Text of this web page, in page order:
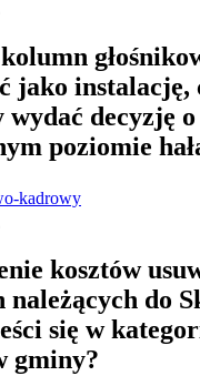
jako instalację,
wydać decyzję o
poziomie
kadrowy
kosztów
należących do
się w
gminy?